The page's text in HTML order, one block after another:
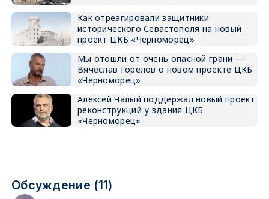
Как отреагировали защитники
исторического Севастополя на новый
проект ЦКБ «Черноморец»
Мы отошли от очень опасной грани —
Вячеслав Горелов о новом проекте ЦКБ
«Черноморец»
Алексей Чалый поддержал новый проект
реконструкций у здания ЦКБ
«Черноморец»
Обсуждение (11)